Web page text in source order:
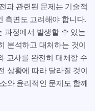
과 관련된 문제는 기술적
측면도 고려해야 합니다.
과정에서 발생할 수 있는
분석하고 대처하는 것이
교사를 완전히 대체할 수
상황에 따라 달라질 것이
와 윤리적인 문제도 함께